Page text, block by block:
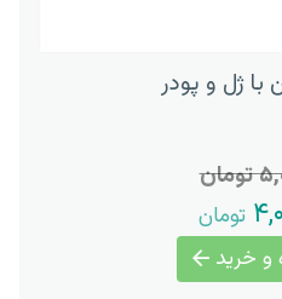
ژل و پودر
تومان
و خرید